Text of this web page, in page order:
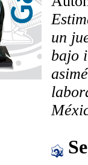
un
bajo